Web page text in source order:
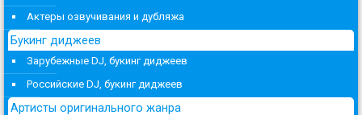
Актеры озвучивания и дубляжа
Букинг диджеев
Зарубежные DJ, букинг диджеев
Российские DJ, букинг диджеев
Артисты оригинального жанра